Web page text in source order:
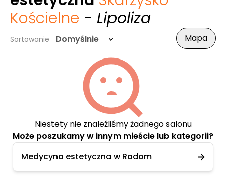
Kościelne - Lipoliza
Sortowanie Domyślnie Mapa
Niestety nie znaleźliśmy żadnego salonu
Może poszukamy w innym mieście lub kategorii?
Medycyna estetyczna w Radom